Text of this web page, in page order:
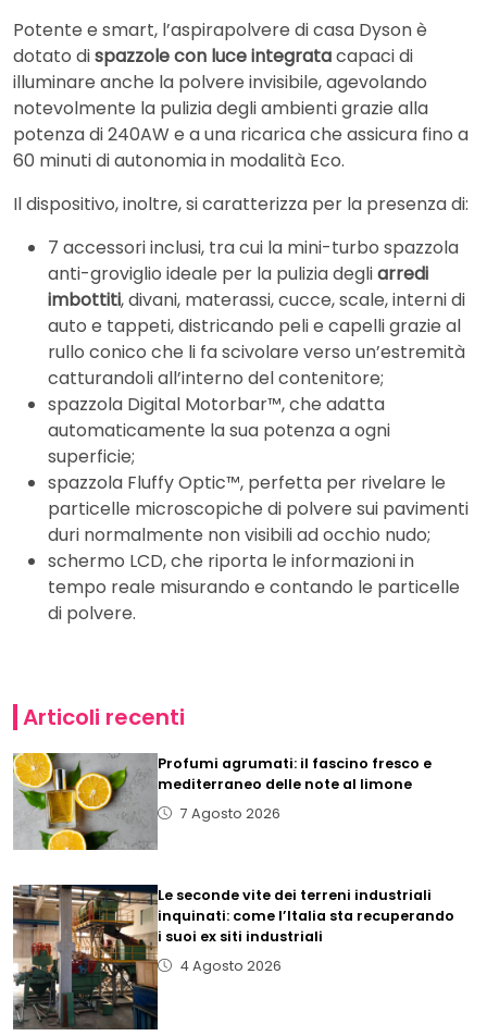
Potente e smart, l’aspirapolvere di casa Dyson è
dotato dispazzole con luce integratacapaci di
illuminare anche la polvere invisibile, agevolando
notevolmente la pulizia degli ambienti grazie alla
potenza di 240AW e a una ricarica che assicura fino a
60 minuti di autonomia in modalità Eco.
Il dispositivo, inoltre, si caratterizza per la presenza di:
7 accessori inclusi, tra cui la mini-turbo spazzola
anti-groviglio ideale per la pulizia degliarredi
imbottiti, divani, materassi, cucce, scale, interni di
auto e tappeti, districando peli e capelli grazie al
rullo conico che li fa scivolare verso un’estremità
catturandoli all’interno del contenitore;
spazzola Digital Motorbar™, che adatta
automaticamente la sua potenza a ogni
superficie;
spazzola Fluffy Optic™, perfetta per rivelare le
particelle microscopiche di polvere sui pavimenti
duri normalmente non visibili ad occhio nudo;
schermo LCD, che riporta le informazioni in
tempo reale misurando e contando le particelle
di polvere.
Articoli recenti
Profumi agrumati: il fascino fresco e
mediterraneo delle note al limone
7 Agosto 2026
Le seconde vite dei terreni industriali
inquinati: come l’Italia sta recuperando
i suoi ex siti industriali
4 Agosto 2026